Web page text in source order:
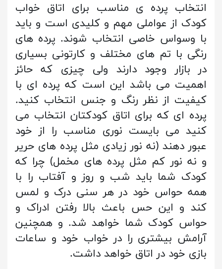
انتخاب پرده ی مناسب برای اتاق خواب
کودک از عواملی مهم و کلیدی است و باید
با وسواس خاصی انتخاب شوند. پرده های
رنگی با تم های مختلف و کارتونی بسیاری
در بازار وجود دارند ولی چیزی که حائز
اهمیت می باشد این است که پرده ای با
کیفیت از نظر رنگ و جنس انتخاب کنید.
پرده ای که برای اتاق کودکتان انتخاب می
کنید می بایست نوری مناسب را از خود
عبور دهند (نه نور زیادی مثل پرده های حریر
و نه نور کم مثل پرده های مخمل) چرا که
کودک شما باید شب و روز و آفتاب را با
همه حواس خود در هر سنی درک و لمس
کند و این حس باعث بالا رفتن ادراک و
حواس کودک شما خواهد شد. و همچنین
آرامش بیشتری را در خواب خود و ساعات
بازی خود در اتاق خواهد داشت.